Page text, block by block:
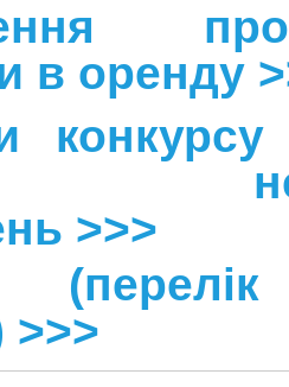
в оренду
>>>
>>>